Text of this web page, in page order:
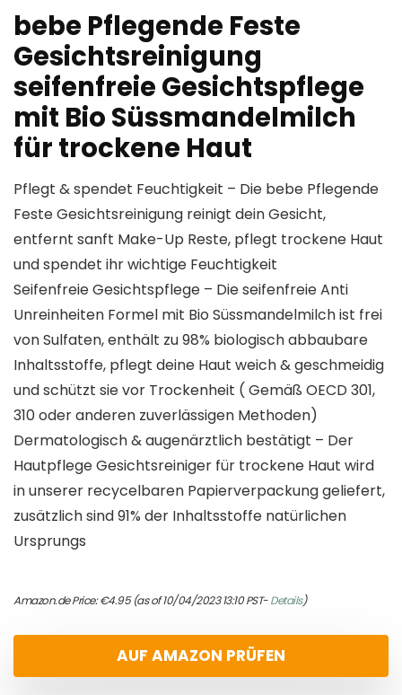
bebe Pflegende Feste
Gesichtsreinigung
seifenfreie Gesichtspflege
mit Bio Süssmandelmilch
für trockene Haut
Pflegt & spendet Feuchtigkeit – Die bebe Pflegende
Feste Gesichtsreinigung reinigt dein Gesicht,
entfernt sanft Make-Up Reste, pflegt trockene Haut
und spendet ihr wichtige Feuchtigkeit
Seifenfreie Gesichtspflege – Die seifenfreie Anti
Unreinheiten Formel mit Bio Süssmandelmilch ist frei
von Sulfaten, enthält zu 98% biologisch abbaubare
Inhaltsstoffe, pflegt deine Haut weich & geschmeidig
und schützt sie vor Trockenheit ( Gemäß OECD 301,
310 oder anderen zuverlässigen Methoden)
Dermatologisch & augenärztlich bestätigt – Der
Hautpflege Gesichtsreiniger für trockene Haut wird
in unserer recycelbaren Papierverpackung geliefert,
zusätzlich sind 91% der Inhaltsstoffe natürlichen
Ursprungs
Amazon.de Price:€4.95(as of 10/04/2023 13:10 PST-Details)
AUF AMAZON PRÜFEN